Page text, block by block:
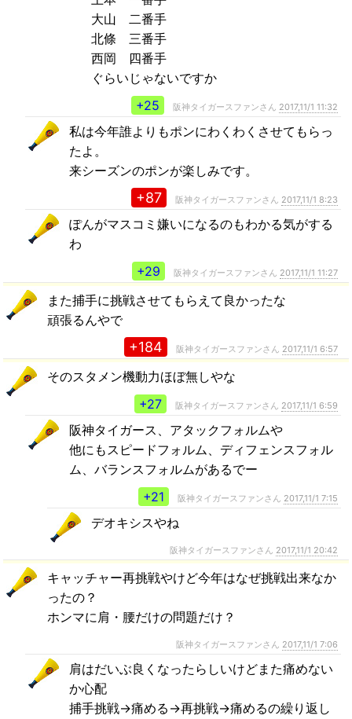
大山 二番手
北條 三番手
西岡 四番手
ぐらいじゃないですか
+25
阪神タイガースファンさん 2017,11/1 11:32
私は今年誰よりもポンにわくわくさせてもらっ
たよ。
来シーズンのポンが楽しみです。
+87 阪神タイガースファンさん 2017,11/1 8:23
ぽんがマスコミ嫌いになるのもわかる気がする
わ
+29
阪神タイガースファンさん 2017,11/1 11:27
また捕手に挑戦させてもらえて良かったな
頑張るんやで
+184 阪神タイガースファンさん 2017,11/1 6:57
そのスタメン機動力ほぼ無しやな
+27
阪神タイガースファンさん 2017,11/1 6:59
阪神タイガース、アタックフォルムや
他にもスピードフォルム、ディフェンスフォル
ム、バランスフォルムがあるでー
+21
阪神タイガースファンさん 2017,11/1 7:15
デオキシスやね
阪神タイガースファンさん 2017,11/1 20:42
キャッチャー再挑戦やけど今年はなぜ挑戦出来なか
ったの？
ホンマに肩・腰だけの問題だけ？
阪神タイガースファンさん 2017,11/1 7:06
肩はだいぶ良くなったらしいけどまた痛めない
か心配
捕手挑戦→痛める→再挑戦→痛めるの繰り返し